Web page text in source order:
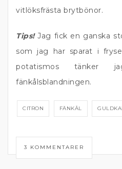
vitlöksfrästa brytbönor.
Tips!Jag fick en ganska
som jag har sparat i
potatismos tänker
fänkålsblandningen.
CITRON FÄNKÅL
3 KOMMENTARER